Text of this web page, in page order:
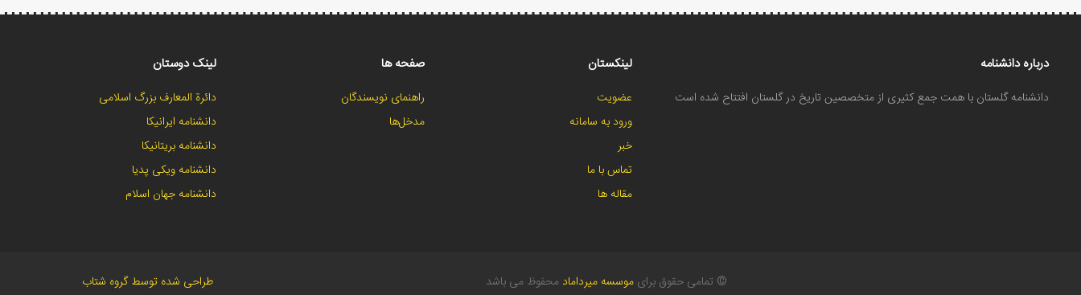
درباره دانشنامه
دانشنامه گلستان با همت جمع کثیری از متخصصین تاریخ در گلستان افتتاح شده است
لینکستان
عضویت
ورود به سامانه
خبر
تماس با ما
مقاله ها
صفحه ها
راهنمای نویسندگان
مدخل‌ها
لینک دوستان
دائرة المعارف بزرگ اسلامی
دانشنامه ایرانیکا
دانشنامه بریتانیکا
دانشنامه ویکی پدیا
دانشنامه جهان اسلام
طراحی شده توسط گروه شتاب © تمامی حقوق برای موسسه میرداماد محفوظ می باشد